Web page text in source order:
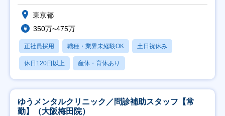
東京都
350万~475万
正社員採用 職種・業界未経験OK 土日祝休み
休日120日以上 産休・育休あり
ゆうメンタルクリニック／問診補助スタッフ【常
勤】（大阪梅田院）